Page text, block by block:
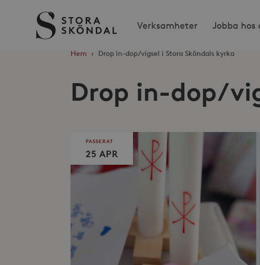
Stora
Sköndal
Verksamheter Jobba hos
Hem › Drop in-dop/vigsel i Stora Sköndals kyrka
Drop in-dop/
PASSERAT
25 APR